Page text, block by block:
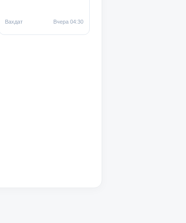
Вахдат Вчера 04:30